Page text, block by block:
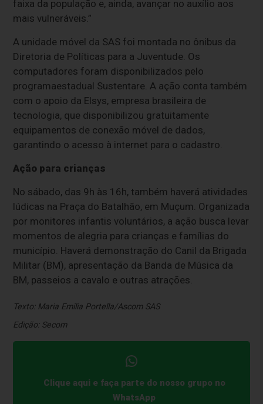
faixa da população e, ainda, avançar no auxílio aos
mais vulneráveis.”
A unidade móvel da SAS foi montada no ônibus da
Diretoria de Políticas para a Juventude. Os
computadores foram disponibilizados pelo
programaestadual Sustentare. A ação conta também
com o apoio da Elsys, empresa brasileira de
tecnologia, que disponibilizou gratuitamente
equipamentos de conexão móvel de dados,
garantindo o acesso à internet para o cadastro.
Ação para crianças
No sábado, das 9h às 16h, também haverá atividades
lúdicas na Praça do Batalhão, em Muçum. Organizada
por monitores infantis voluntários, a ação busca levar
momentos de alegria para crianças e famílias do
município. Haverá demonstração do Canil da Brigada
Militar (BM), apresentação da Banda de Música da
BM, passeios a cavalo e outras atrações.
Texto: Maria Emilia Portella/Ascom SAS
Edição: Secom
Clique aqui e faça parte do nosso grupo no
WhatsApp